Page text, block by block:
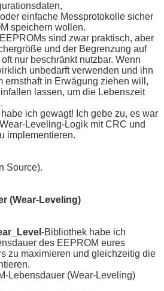
einfache Messprotokolle sicher
speichern wollen.
sind zwar praktisch, aber
und der Begrenzung auf
nur beschränkt nutzbar. Wenn
unbedarft verwenden und ihn
ernsthaft in Erwägung ziehen will,
lassen, um die Lebenszeit
ich gewagt! Ich gebe zu, es war
Leveling-Logik mit CRC und
implementieren.
Source).
(Wear-Leveling)
-Bibliothek habe ich
des EEPROM eures
zu maximieren und gleichzeitig die
Lebensdauer (Wear-Leveling)